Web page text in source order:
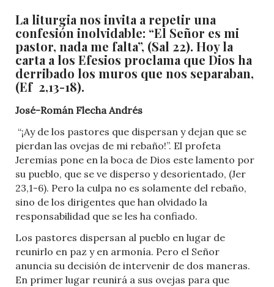
La liturgia nos invita a repetir una
confesión inolvidable: “El Señor es mi
pastor, nada me falta”, (Sal 22). Hoy la
carta a los Efesios proclama que Dios ha
derribado los muros que nos separaban,
(Ef 2,13-18).
José-Román Flecha Andrés
“¡Ay de los pastores que dispersan y dejan que se
pierdan las ovejas de mi rebaño!”. El profeta
Jeremías pone en la boca de Dios este lamento por
su pueblo, que se ve disperso y desorientado, (Jer
23,1-6). Pero la culpa no es solamente del rebaño,
sino de los dirigentes que han olvidado la
responsabilidad que se les ha confiado.
Los pastores dispersan al pueblo en lugar de
reunirlo en paz y en armonía. Pero el Señor
anuncia su decisión de intervenir de dos maneras.
En primer lugar reunirá a sus ovejas para que